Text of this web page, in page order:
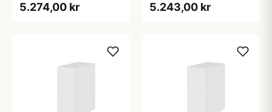
5.274,00 kr 5.243,00 kr